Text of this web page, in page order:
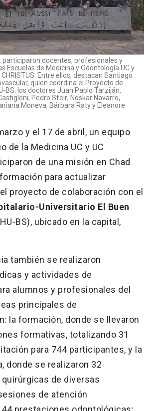
participaron docentes, profesionales y
Escuelas de Medicina y Odontología UC y
Entre ellos, destacan Santiago
quien coordina el Proyecto de
BS; los doctores Juan Pablo Tarziján,
Pedro Sfeir; Noskar Navarro,
Moneva, Bárbara Raty y Eleanore
y el 17 de abril, un equipo
de la Medicina UC y UC
de una misión en Chad
para actualizar
proyecto de colaboración con el
Universitario El Buen
BS), ubicado en la capital,
también se realizaron
y actividades de
alumnos y profesionales del
principales de
la formación, donde se llevaron
formativas, totalizando 31
para 744 participantes, y la
donde se realizaron 32
de diversas
de atención